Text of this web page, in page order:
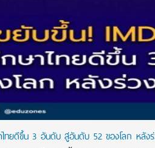
ยดีขึ้น 3 อันดับ สู่อันดับ 52 ของโลก หลัง